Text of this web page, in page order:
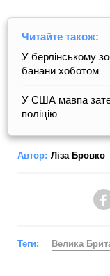
Читайте також:
У берлінському
банани хоботом
У США мавпа
поліцію
Автор: Ліза Бровко
Теги: Велика